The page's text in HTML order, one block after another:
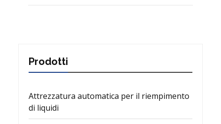
Prodotti
Attrezzatura automatica per il riempimento
di liquidi